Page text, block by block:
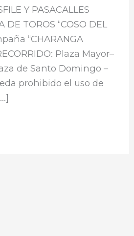
Y PASACALLES
DE TOROS “COSO DEL
“CHARANGA
Plaza Mayor–
de Santo Domingo –
prohibido el uso de